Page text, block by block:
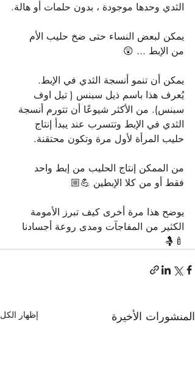
الثدي وحدها موجودة ، بدون حلمات أو هالة.
يمكن لبعض النساء حتى ضخ حليب الأم
من الإبط ... 😲
يمكن أن تنمو أنسجة الثدي في الإبط.
يُعرف هذا باسم ذيل سبنس ( تيل اوف
سبنس). من الأكثر شيوعًا أن تتورم أنسجة
الثدي في الإبط وتتسرب عند يبدأ إنتاج
حليب المرأة لأول مرة وتكون محتقنة.
من الممكن إنتاج الحليب من إبط واحد
فقط أو من كلا الإبطين 💪🏼
يوضح هذا مرة أخرى كيف تبرز الأمومة
الكثير من المفاجآت ومدى روعة أجسادنا
🍼🤱
المنشورات الأخيرة إظهار الكل